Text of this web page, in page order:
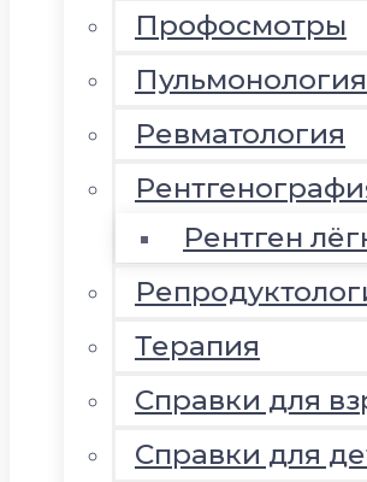
Профосмотры
Пульмонология
Ревматология
Рентген
Терапия
Справки для
Справки для